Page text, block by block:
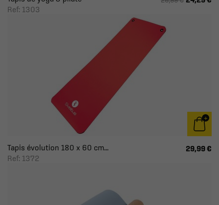
Ref: 1303
Tapis évolution 180 x 60 cm...
Ref: 1372
29,99 €